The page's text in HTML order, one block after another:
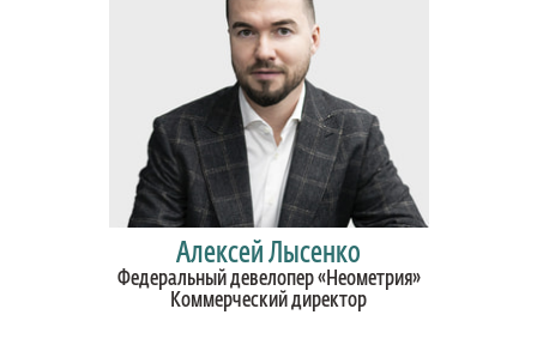
Алексей Лысенко
Федеральный девелопер «Неометрия»
Коммерческий директор